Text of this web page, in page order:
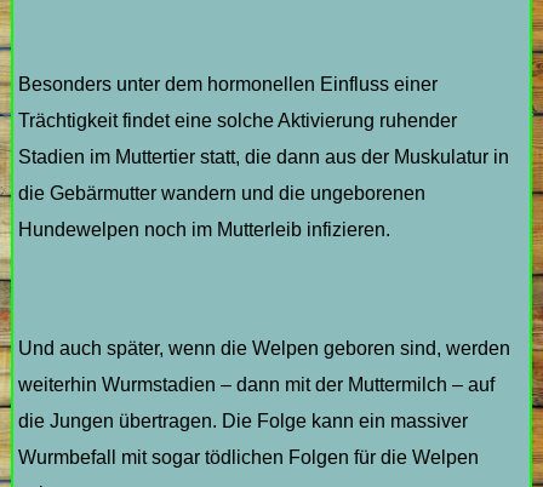
Besonders unter dem hormonellen Einfluss einer
Trächtigkeit findet eine solche Aktivierung ruhender
Stadien im Muttertier statt, die dann aus der Muskulatur in
die Gebärmutter wandern und die ungeborenen
Hundewelpen noch im Mutterleib infizieren.
Und auch später, wenn die Welpen geboren sind, werden
weiterhin Wurmstadien – dann mit der Muttermilch – auf
die Jungen übertragen. Die Folge kann ein massiver
Wurmbefall mit sogar tödlichen Folgen für die Welpen